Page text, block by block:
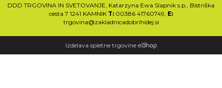
DDD TRGOVINA IN SVETOVANJE, Katarzyna Ewa Slapnik s.p., Bistriška
cesta 7 1241 KAMNIK T: 00386 41760749, E:
trgovina@zakladnicadobrihidej.si
Izdelava spletne trgovine